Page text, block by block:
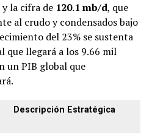
la cifra de 120.1 mb/d, que
al crudo y condensados bajo
del 23% se sustenta
que llegará a los 9.66 mil
un PIB global que
Descripción Estratégica